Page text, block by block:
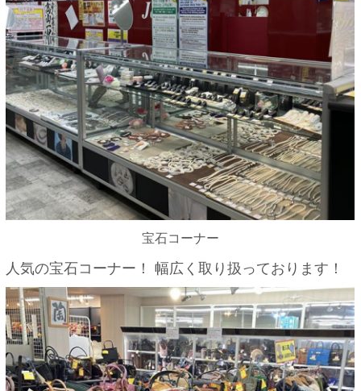
宝石コーナー
人気の宝石コーナー！ 幅広く取り扱っております！